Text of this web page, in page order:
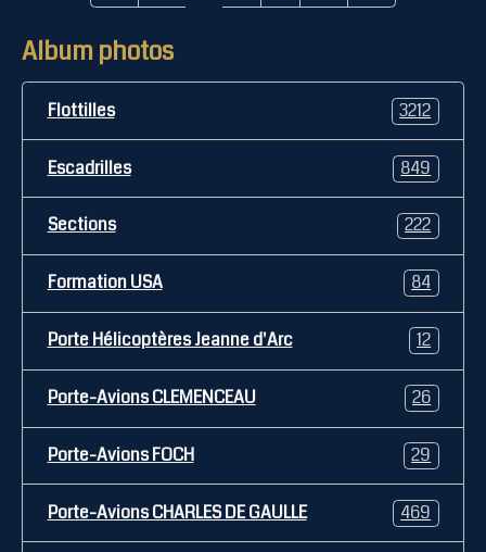
Album photos
Flottilles 3212
Escadrilles 849
Sections 222
Formation USA 84
Porte Hélicoptères Jeanne d'Arc 12
Porte-Avions CLEMENCEAU 26
Porte-Avions FOCH 29
Porte-Avions CHARLES DE GAULLE 469